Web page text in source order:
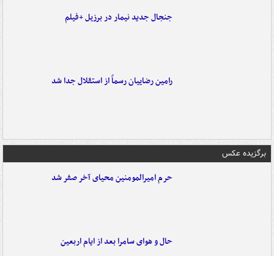
جنجال جدید نیمار در برزیل +فیلم
رامین رضاییان رسماً از استقلال جدا شد
برگزیده عکس
حرم امیرالمومنین محیای آخر صفر شد
حال و هوای سامرا بعد از ایام اربعین